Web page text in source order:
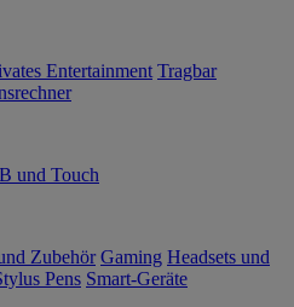
Entertainment Tragbar
und Touch
Zubehör Gaming Headsets und
Pens Smart-Geräte